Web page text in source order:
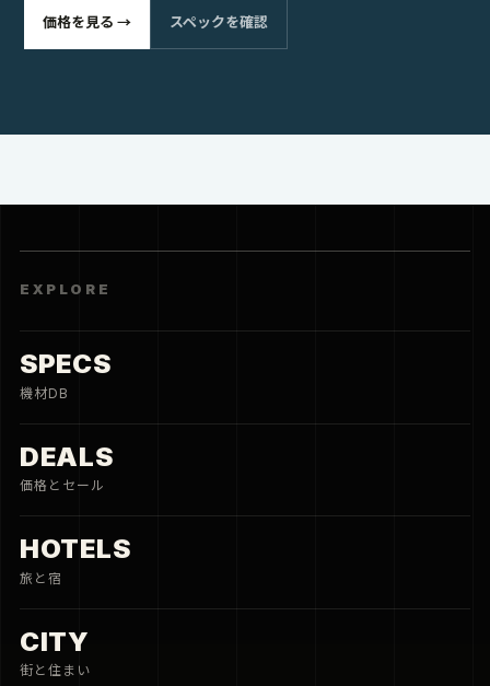
価格を見る → スペックを確認
EXPLORE
SPECS
機材DB
DEALS
価格とセール
HOTELS
旅と宿
CITY
街と住まい